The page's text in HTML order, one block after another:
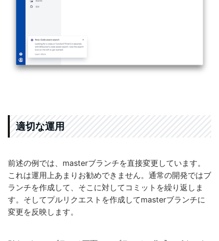
適切な運用
前述の例では、masterブランチを直接変更しています。
これは運用上あまりお勧めできません。通常の開発ではブ
ランチを作成して、そこに対してコミットを繰り返しま
す。そしてプルリクエストを作成してmasterブランチに
変更を反映します。